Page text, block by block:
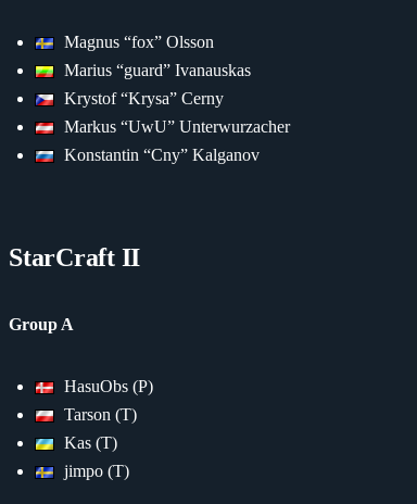
Magnus “fox” Olsson
Marius “guard” Ivanauskas
Krystof “Krysa” Cerny
Markus “UwU” Unterwurzacher
Konstantin “Cny” Kalganov
StarCraft II
Group A
HasuObs (P)
Tarson (T)
Kas (T)
jimpo (T)